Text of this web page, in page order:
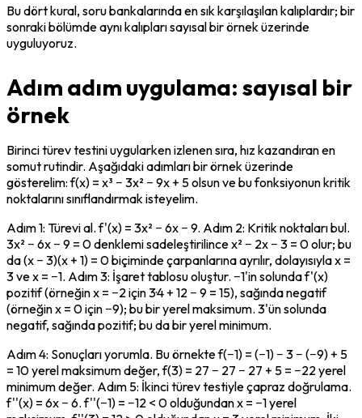
Bu dört kural, soru bankalarında en sık karşılaşılan kalıplardır; bir
sonraki bölümde aynı kalıpları sayısal bir örnek üzerinde
uyguluyoruz.
Adım adım uygulama: sayısal bir
örnek
Birinci türev testini uygularken izlenen sıra, hız kazandıran en
somut rutindir. Aşağıdaki adımları bir örnek üzerinde
gösterelim: f(x) = x³ − 3x² − 9x + 5 olsun ve bu fonksiyonun kritik
noktalarını sınıflandırmak isteyelim.
Adım 1: Türevi al. f'(x) = 3x² − 6x − 9. Adım 2: Kritik noktaları bul.
3x² − 6x − 9 = 0 denklemi sadeleştirilince x² − 2x − 3 = 0 olur; bu
da (x − 3)(x + 1) = 0 biçiminde çarpanlarına ayrılır, dolayısıyla x =
3 ve x = −1. Adım 3: İşaret tablosu oluştur. −1'in solunda f'(x)
pozitif (örneğin x = −2 için 3·4 + 12 − 9 = 15), sağında negatif
(örneğin x = 0 için −9); bu bir yerel maksimum. 3'ün solunda
negatif, sağında pozitif; bu da bir yerel minimum.
Adım 4: Sonuçları yorumla. Bu örnekte f(−1) = (−1) − 3 − (−9) + 5
= 10 yerel maksimum değer, f(3) = 27 − 27 − 27 + 5 = −22 yerel
minimum değer. Adım 5: İkinci türev testiyle çapraz doğrulama.
f''(x) = 6x − 6. f''(−1) = −12 < 0 olduğundan x = −1 yerel